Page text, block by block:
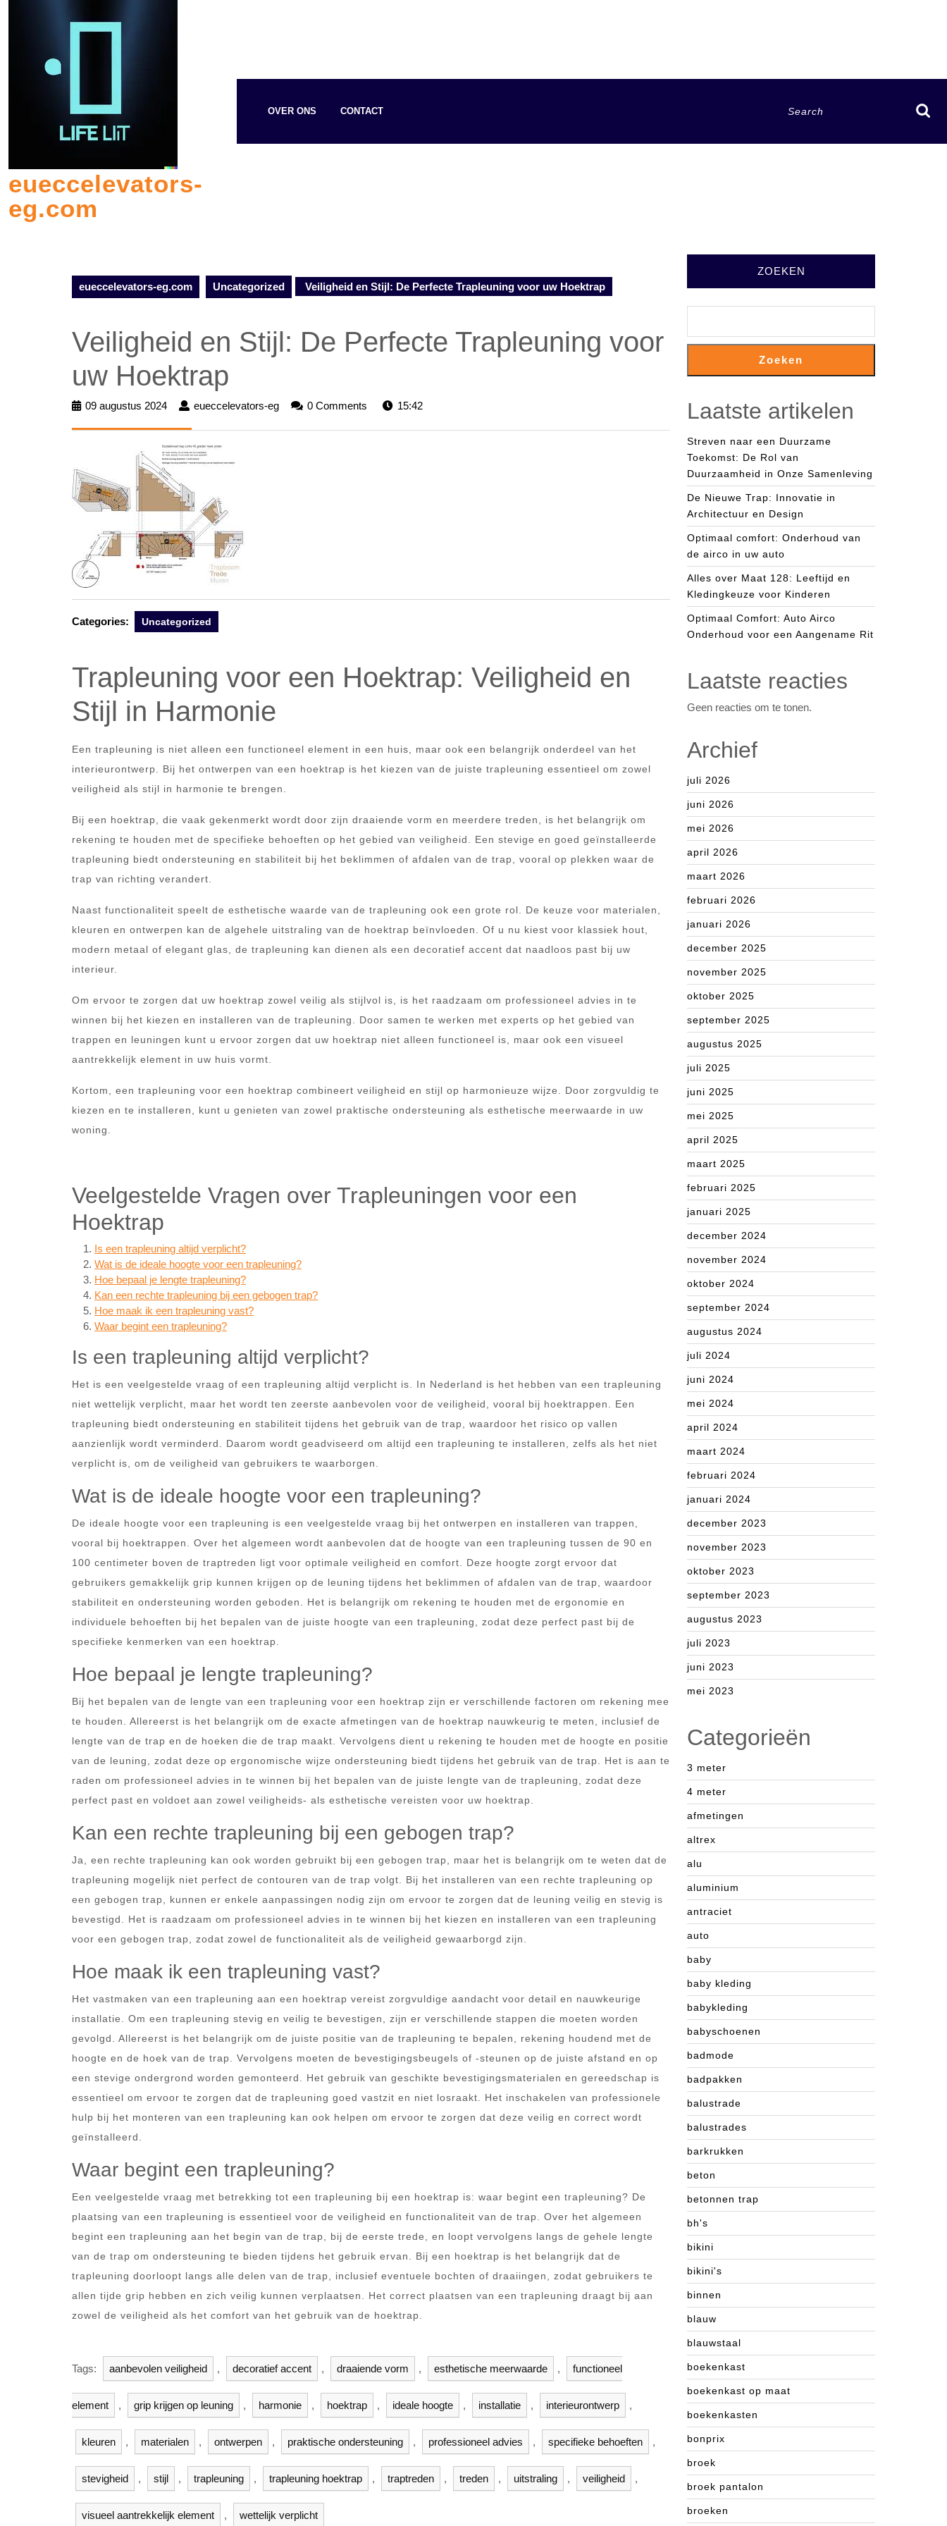
eueccelevators-
eg.com
OVER ONS CONTACT
eueccelevators-eg.com Uncategorized Veiligheid en Stijl: De Perfecte Trapleuning voor uw Hoektrap
Veiligheid en Stijl: De Perfecte Trapleuning voor
uw Hoektrap
09 augustus 2024
09
eueccelevators-eg
eueccelevators-
0 Comments 15:42
Categories: Uncategorized
Trapleuning voor een Hoektrap: Veiligheid en
Stijl in Harmonie
Een trapleuning is niet alleen een functioneel element in een huis, maar ook een belangrijk onderdeel van het
interieurontwerp. Bij het ontwerpen van een hoektrap is het kiezen van de juiste trapleuning essentieel om zowel
veiligheid als stijl in harmonie te brengen.
Bij een hoektrap, die vaak gekenmerkt wordt door zijn draaiende vorm en meerdere treden, is het belangrijk om
rekening te houden met de specifieke behoeften op het gebied van veiligheid. Een stevige en goed geïnstalleerde
trapleuning biedt ondersteuning en stabiliteit bij het beklimmen of afdalen van de trap, vooral op plekken waar de
trap van richting verandert.
Naast functionaliteit speelt de esthetische waarde van de trapleuning ook een grote rol. De keuze voor materialen,
kleuren en ontwerpen kan de algehele uitstraling van de hoektrap beïnvloeden. Of u nu kiest voor klassiek hout,
modern metaal of elegant glas, de trapleuning kan dienen als een decoratief accent dat naadloos past bij uw
interieur.
Om ervoor te zorgen dat uw hoektrap zowel veilig als stijlvol is, is het raadzaam om professioneel advies in te
winnen bij het kiezen en installeren van de trapleuning. Door samen te werken met experts op het gebied van
trappen en leuningen kunt u ervoor zorgen dat uw hoektrap niet alleen functioneel is, maar ook een visueel
aantrekkelijk element in uw huis vormt.
Kortom, een trapleuning voor een hoektrap combineert veiligheid en stijl op harmonieuze wijze. Door zorgvuldig te
kiezen en te installeren, kunt u genieten van zowel praktische ondersteuning als esthetische meerwaarde in uw
woning.
Veelgestelde Vragen over Trapleuningen voor een
Hoektrap
Is een trapleuning altijd verplicht?
Wat is de ideale hoogte voor een trapleuning?
Hoe bepaal je lengte trapleuning?
Kan een rechte trapleuning bij een gebogen trap?
Hoe maak ik een trapleuning vast?
Waar begint een trapleuning?
Is een trapleuning altijd verplicht?
Het is een veelgestelde vraag of een trapleuning altijd verplicht is. In Nederland is het hebben van een trapleuning
niet wettelijk verplicht, maar het wordt ten zeerste aanbevolen voor de veiligheid, vooral bij hoektrappen. Een
trapleuning biedt ondersteuning en stabiliteit tijdens het gebruik van de trap, waardoor het risico op vallen
aanzienlijk wordt verminderd. Daarom wordt geadviseerd om altijd een trapleuning te installeren, zelfs als het niet
verplicht is, om de veiligheid van gebruikers te waarborgen.
Wat is de ideale hoogte voor een trapleuning?
De ideale hoogte voor een trapleuning is een veelgestelde vraag bij het ontwerpen en installeren van trappen,
vooral bij hoektrappen. Over het algemeen wordt aanbevolen dat de hoogte van een trapleuning tussen de 90 en
100 centimeter boven de traptreden ligt voor optimale veiligheid en comfort. Deze hoogte zorgt ervoor dat
gebruikers gemakkelijk grip kunnen krijgen op de leuning tijdens het beklimmen of afdalen van de trap, waardoor
stabiliteit en ondersteuning worden geboden. Het is belangrijk om rekening te houden met de ergonomie en
individuele behoeften bij het bepalen van de juiste hoogte van een trapleuning, zodat deze perfect past bij de
specifieke kenmerken van een hoektrap.
Hoe bepaal je lengte trapleuning?
Bij het bepalen van de lengte van een trapleuning voor een hoektrap zijn er verschillende factoren om rekening mee
te houden. Allereerst is het belangrijk om de exacte afmetingen van de hoektrap nauwkeurig te meten, inclusief de
lengte van de trap en de hoeken die de trap maakt. Vervolgens dient u rekening te houden met de hoogte en positie
van de leuning, zodat deze op ergonomische wijze ondersteuning biedt tijdens het gebruik van de trap. Het is aan te
raden om professioneel advies in te winnen bij het bepalen van de juiste lengte van de trapleuning, zodat deze
perfect past en voldoet aan zowel veiligheids- als esthetische vereisten voor uw hoektrap.
Kan een rechte trapleuning bij een gebogen trap?
Ja, een rechte trapleuning kan ook worden gebruikt bij een gebogen trap, maar het is belangrijk om te weten dat de
trapleuning mogelijk niet perfect de contouren van de trap volgt. Bij het installeren van een rechte trapleuning op
een gebogen trap, kunnen er enkele aanpassingen nodig zijn om ervoor te zorgen dat de leuning veilig en stevig is
bevestigd. Het is raadzaam om professioneel advies in te winnen bij het kiezen en installeren van een trapleuning
voor een gebogen trap, zodat zowel de functionaliteit als de veiligheid gewaarborgd zijn.
Hoe maak ik een trapleuning vast?
Het vastmaken van een trapleuning aan een hoektrap vereist zorgvuldige aandacht voor detail en nauwkeurige
installatie. Om een trapleuning stevig en veilig te bevestigen, zijn er verschillende stappen die moeten worden
gevolgd. Allereerst is het belangrijk om de juiste positie van de trapleuning te bepalen, rekening houdend met de
hoogte en de hoek van de trap. Vervolgens moeten de bevestigingsbeugels of -steunen op de juiste afstand en op
een stevige ondergrond worden gemonteerd. Het gebruik van geschikte bevestigingsmaterialen en gereedschap is
essentieel om ervoor te zorgen dat de trapleuning goed vastzit en niet losraakt. Het inschakelen van professionele
hulp bij het monteren van een trapleuning kan ook helpen om ervoor te zorgen dat deze veilig en correct wordt
geïnstalleerd.
Waar begint een trapleuning?
Een veelgestelde vraag met betrekking tot een trapleuning bij een hoektrap is: waar begint een trapleuning? De
plaatsing van een trapleuning is essentieel voor de veiligheid en functionaliteit van de trap. Over het algemeen
begint een trapleuning aan het begin van de trap, bij de eerste trede, en loopt vervolgens langs de gehele lengte
van de trap om ondersteuning te bieden tijdens het gebruik ervan. Bij een hoektrap is het belangrijk dat de
trapleuning doorloopt langs alle delen van de trap, inclusief eventuele bochten of draaiingen, zodat gebruikers te
allen tijde grip hebben en zich veilig kunnen verplaatsen. Het correct plaatsen van een trapleuning draagt bij aan
zowel de veiligheid als het comfort van het gebruik van de hoektrap.
Tags: aanbevolen veiligheid , decoratief accent , draaiende vorm , esthetische meerwaarde , functioneel
element , grip krijgen op leuning , harmonie , hoektrap , ideale hoogte , installatie , interieurontwerp ,
kleuren , materialen , ontwerpen , praktische ondersteuning , professioneel advies , specifieke behoeften ,
stevigheid , stijl , trapleuning , trapleuning hoektrap , traptreden , treden , uitstraling , veiligheid ,
visueel aantrekkelijk element , wettelijk verplicht
ZOEKEN
Zoeken
Laatste artikelen
Streven naar een Duurzame
Toekomst: De Rol van
Duurzaamheid in Onze Samenleving
De Nieuwe Trap: Innovatie in
Architectuur en Design
Optimaal comfort: Onderhoud van
de airco in uw auto
Alles over Maat 128: Leeftijd en
Kledingkeuze voor Kinderen
Optimaal Comfort: Auto Airco
Onderhoud voor een Aangename Rit
Laatste reacties
Geen reacties om te tonen.
Archief
juli 2026
juni 2026
mei 2026
april 2026
maart 2026
februari 2026
januari 2026
december 2025
november 2025
oktober 2025
september 2025
augustus 2025
juli 2025
juni 2025
mei 2025
april 2025
maart 2025
februari 2025
januari 2025
december 2024
november 2024
oktober 2024
september 2024
augustus 2024
juli 2024
juni 2024
mei 2024
april 2024
maart 2024
februari 2024
januari 2024
december 2023
november 2023
oktober 2023
september 2023
augustus 2023
juli 2023
juni 2023
mei 2023
Categorieën
3 meter
4 meter
afmetingen
altrex
alu
aluminium
antraciet
auto
baby
baby kleding
babykleding
babyschoenen
badmode
badpakken
balustrade
balustrades
barkrukken
beton
betonnen trap
bh's
bikini
bikini's
binnen
blauw
blauwstaal
boekenkast
boekenkast op maat
boekenkasten
bonprix
broek
broek pantalon
broeken